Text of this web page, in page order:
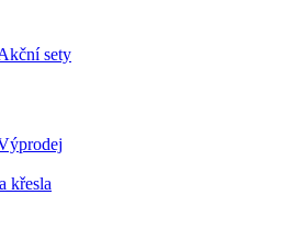
sety
křesla